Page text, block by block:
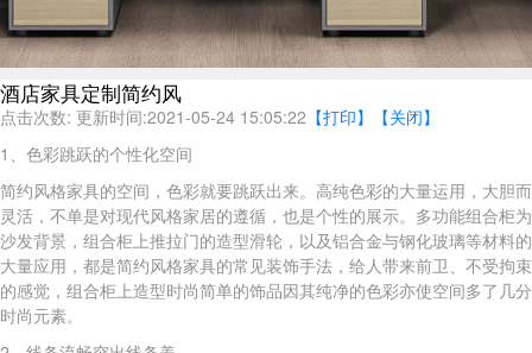
酒店家具定制简约风
点击次数: 更新时间:2021-05-24 15:05:22 【打印】
【关闭】
1、色彩跳跃的个性化空间
简约风格家具的空间，色彩就要跳跃出来。高纯色彩的大量运用，大胆而
灵活，不单是对现代风格家居的遵循，也是个性的展示。多功能组合柜为
沙发背景，组合柜上推拉门的造型滑轮，以及铝合金与钢化玻璃等材料的
大量应用，都是简约风格家具的常见装饰手法，给人带来前卫、不受拘束
的感觉，组合柜上造型时尚简单的饰品因其纯净的色彩亦使空间多了几分
时尚元素。